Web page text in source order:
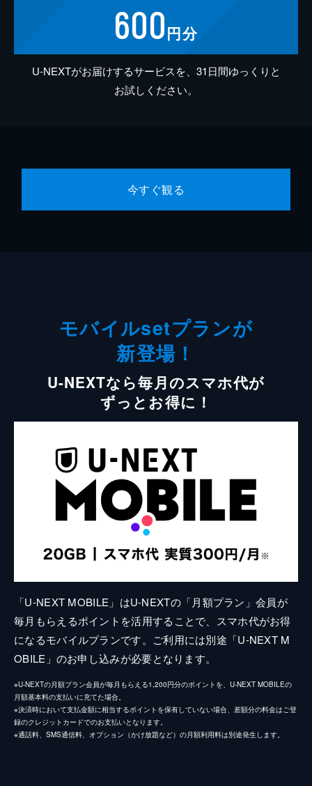
600円分
U-NEXTがお届けするサービスを、31日間ゆっくりと
お試しください。
今すぐ観る
モバイルsetプランが
新登場！
U-NEXTなら毎月のスマホ代が
ずっとお得に！
「U-NEXT MOBILE」はU-NEXTの「月額プラン」会員が
毎月もらえるポイントを活用することで、スマホ代がお得
になるモバイルプランです。ご利用には別途「U-NEXT M
OBILE」のお申し込みが必要となります。
※U-NEXTの月額プラン会員が毎月もらえる1,200円分のポイントを、U-NEXT MOBILEの
月額基本料の支払いに充てた場合。
※決済時において支払金額に相当するポイントを保有していない場合、差額分の料金はご登
録のクレジットカードでのお支払いとなります。
※通話料、SMS通信料、オプション（かけ放題など）の月額利用料は別途発生します。